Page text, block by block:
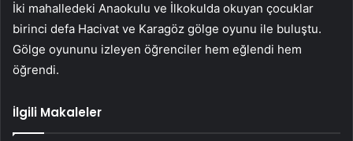
İki mahalledeki Anaokulu ve İlkokulda okuyan çocuklar
birinci defa Hacivat ve Karagöz gölge oyunu ile buluştu.
Gölge oyununu izleyen öğrenciler hem eğlendi hem
öğrendi.
İlgili Makaleler